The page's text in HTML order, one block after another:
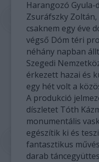
Harangozó
Zsuráfszky
csaknem egy éve
végső Dóm téri
néhány napban
Szegedi
érkezett hazai és
egy hét volt a
A produkció
díszletet Tóth
monumentális
egészítik ki és
fantasztikus
darab